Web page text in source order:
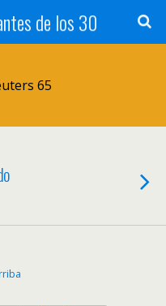
de los 30
65